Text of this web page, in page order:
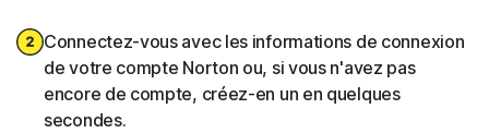
Connectez-vous avec les informations de connexion
de votre compte Norton ou, si vous n'avez pas
encore de compte, créez-en un en quelques
secondes.